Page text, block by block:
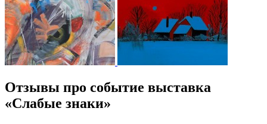
Отзывы про событие выставка
«Слабые знаки»